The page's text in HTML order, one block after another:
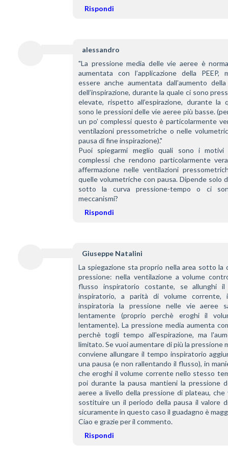
Rispondi
alessandro
"La pressione media delle vie aeree è
aumentata con l’applicazione della PEEP,
essere anche aumentata dall’aumento
dell’inspirazione, durante la quale ci sono
elevate, rispetto all’espirazione, durante la
sono le pressioni delle vie aeree più basse.
un po’ complessi questo è particolarmente
ventilazioni pressometriche o nelle
pausa di fine inspirazione)."
Puoi spiegarmi meglio quali sono i
complessi che rendono particolarmente
affermazione nelle ventilazioni
quelle volumetriche con pausa. Dipende solo
sotto la curva pressione-tempo o ci
meccanismi?
Rispondi
Giuseppe Natalini
La spiegazione sta proprio nella area sotto la
pressione: nella ventilazione a volume
flusso inspiratorio costante, se allunghi il
inspiratorio, a parità di volume corrente,
inspiratoria la pressione nelle vie aeree
lentamente (proprio perchè eroghi il
lentamente). La pressione media aumenta
perchè togli tempo all'espirazione, ma
limitato. Se vuoi aumentare di più la pressione
conviene allungare il tempo inspiratorio
una pausa (e non rallentando il flusso), in
che eroghi il volume corrente nello stesso
poi durante la pausa mantieni la pressione
aeree a livello della pressione di plateau, che
sostituire un il periodo della pausa il valore
sicuramente in questo caso il guadagno è
Ciao e grazie per il commento.
Rispondi